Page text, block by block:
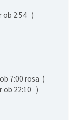
ob 2:54 )
7:00 rosa )
ob 22:10 )